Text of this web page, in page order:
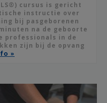
cursus is gericht
instructie over
bij pasgeborenen
na de geboorte
professionals in de
zijn bij de opvang
»